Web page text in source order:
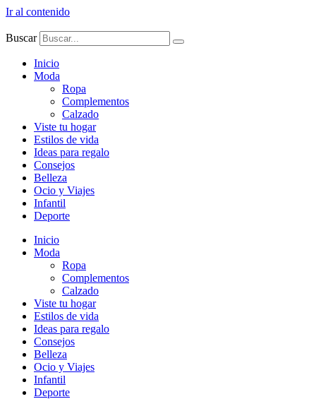
Ir al contenido
Buscar
Inicio
Moda
Ropa
Complementos
Calzado
Viste tu hogar
Estilos de vida
Ideas para regalo
Consejos
Belleza
Ocio y Viajes
Infantil
Deporte
Inicio
Moda
Ropa
Complementos
Calzado
Viste tu hogar
Estilos de vida
Ideas para regalo
Consejos
Belleza
Ocio y Viajes
Infantil
Deporte